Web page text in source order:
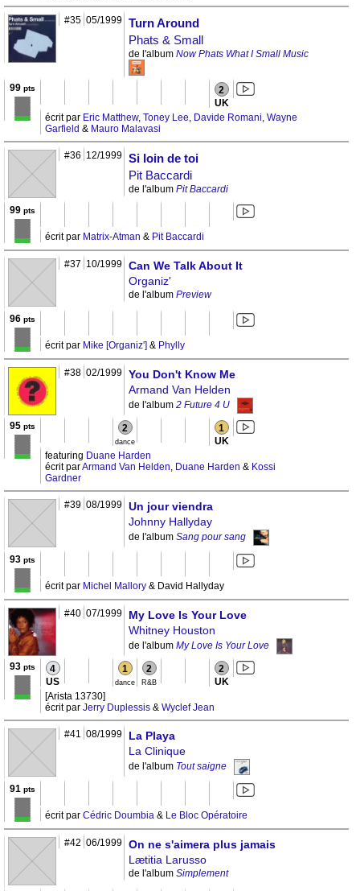
#35 05/1999 Turn Around
Phats & Small
de l'album Now Phats What I Small Music
99 pts 2
UK
écrit par Eric Matthew, Toney Lee, Davide Romani, Wayne
Garfield & Mauro Malavasi
#36 12/1999 Si loin de toi
Pit Baccardi
de l'album Pit Baccardi
99 pts
écrit par Matrix-Atman & Pit Baccardi
#37 10/1999 Can We Talk About It
Organiz'
de l'album Preview
96 pts
écrit par Mike [Organiz'] & Phylly
#38 02/1999 You Don't Know Me
Armand Van Helden
de l'album 2 Future 4 U
95 pts 2
dance
1
UK
featuring Duane Harden
écrit parArmand Van Helden, Duane Harden & Kossi
Gardner
#39 08/1999 Un jour viendra
Johnny Hallyday
de l'album Sang pour sang
93 pts
écrit par Michel Mallory & David Hallyday
#40 07/1999
My Love Is Your Love
Whitney Houston
de l'album My Love Is Your Love
93 pts 4
US
1
dance
2
R&B
2
UK
[Arista 13730]
écrit par Jerry Duplessis & Wyclef Jean
#41 08/1999
La Playa
La Clinique
de l'album Tout saigne
91 pts
écrit par Cédric Doumbia & Le Bloc Opératoire
#42 06/1999 On ne s'aimera plus jamais
Lætitia Larusso
de l'album Simplement